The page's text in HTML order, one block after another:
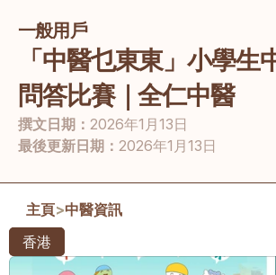
一般用戶
「中醫乜東東」小學生
問答比賽｜全仁中醫
撰文日期： 2026年1月13日
最後更新日期： 2026年1月13日
主頁>中醫資訊
香港